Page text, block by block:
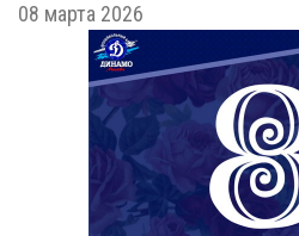
08 марта 2026